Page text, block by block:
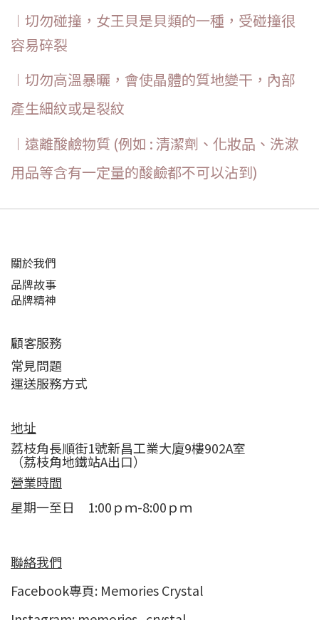
︱切勿碰撞，女王貝是貝類的一種，受碰撞很
容易碎裂
︱切勿高溫暴曬，會使晶體的質地變干，內部
產生細紋或是裂紋
︱遠離酸鹼物質 (例如 : 清潔劑、化妝品、洗漱
用品等含有一定量的酸鹼都不可以沾到)
關於我們
品牌故事
品牌精神
顧客服務
常見問題
運送服務方式
地址
荔枝角長順街1號新昌工業大廈9樓902A室
（荔枝角地鐵站A出口）
營業時間
星期一至日 1:00ｐｍ-8:00ｐｍ
聯絡我們
Facebook專頁: Memories Crystal